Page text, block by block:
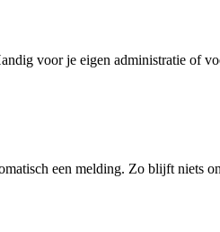
voor je eigen administratie of
een melding. Zo blijft niets